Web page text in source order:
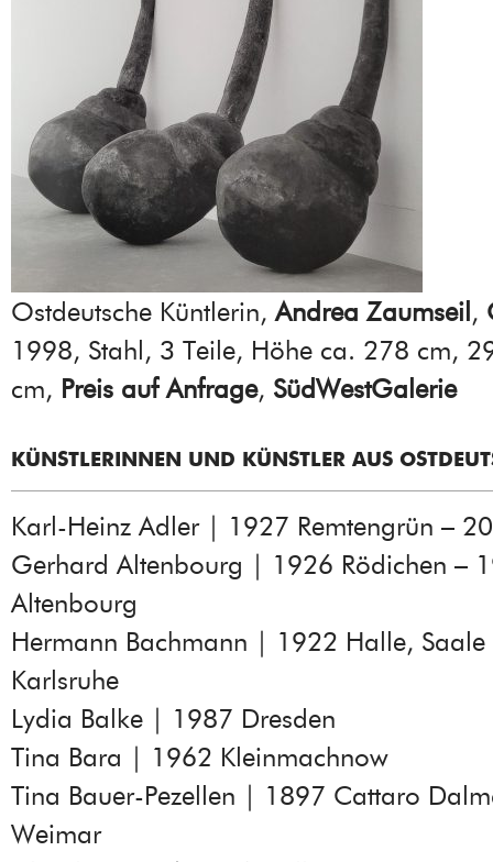
Ostdeutsche Küntlerin,Andrea Zaumseil ,
1998, Stahl, 3 Teile, Höhe ca. 278 cm,
cm, Preis auf Anfrage, SüdWestGalerie
KÜNSTLERINNEN UND KÜNSTLER AUS
Karl-Heinz Adler | 1927 Remtengrün –
Gerhard Altenbourg | 1926 Rödichen –
Altenbourg
Hermann Bachmann | 1922 Halle,
Karlsruhe
Lydia Balke | 1987 Dresden
Tina Bara | 1962 Kleinmachnow
Tina Bauer-Pezellen | 1897 Cattaro
Weimar